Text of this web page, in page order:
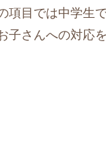
項目では中学生
子さんへの対応